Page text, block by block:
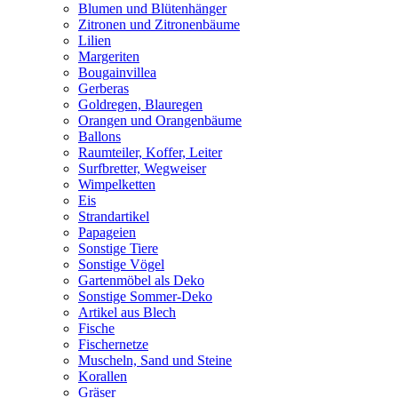
Blumen und Blütenhänger
Zitronen und Zitronenbäume
Lilien
Margeriten
Bougainvillea
Gerberas
Goldregen, Blauregen
Orangen und Orangenbäume
Ballons
Raumteiler, Koffer, Leiter
Surfbretter, Wegweiser
Wimpelketten
Eis
Strandartikel
Papageien
Sonstige Tiere
Sonstige Vögel
Gartenmöbel als Deko
Sonstige Sommer-Deko
Artikel aus Blech
Fische
Fischernetze
Muscheln, Sand und Steine
Korallen
Gräser